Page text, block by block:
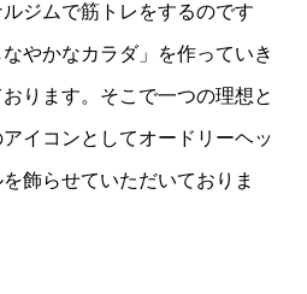
ジムで筋トレをするのです
やかなカラダ」を作っていき
ります。そこで一つの理想と
イコンとしてオードリーヘッ
飾らせていただいておりま